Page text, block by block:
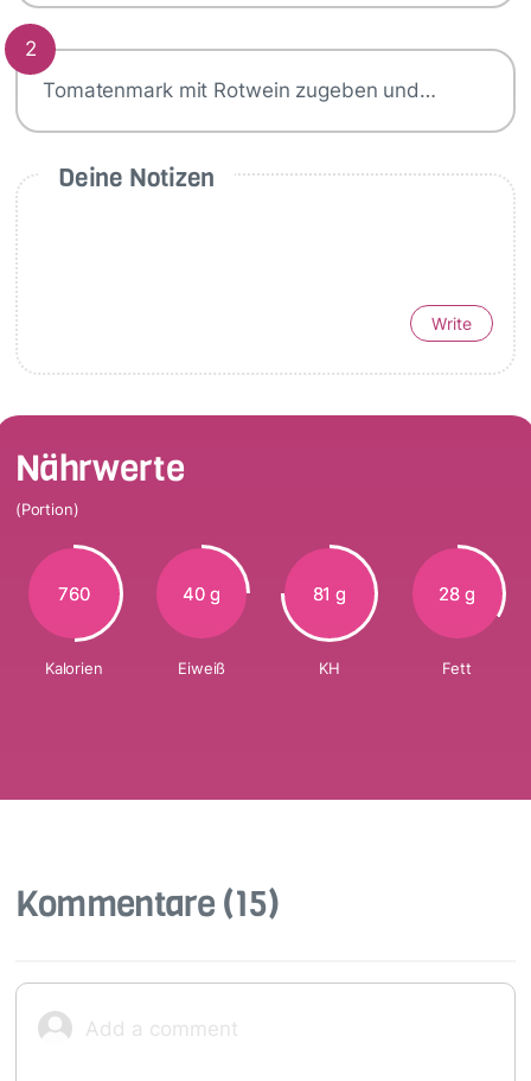
2
Tomatenmark mit Rotwein zugeben und…
Deine Notizen
Write
Nährwerte
(Portion)
760
Kalorien
40 g
Eiweiß
81 g
KH
28 g
Fett
Kommentare (15)